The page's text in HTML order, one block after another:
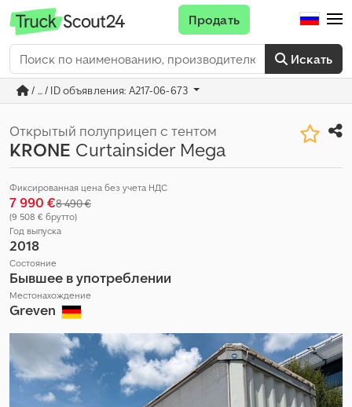
Искать
Продать
/ ... / ID объявления: A217-06-673
Открытый полуприцеп с тентом
KRONE Curtainsider Mega
Фиксированная цена без учета НДС
7 990 €8 490 €
(9 508 € брутто)
Год выпуска
2018
Состояние
Бывшее в употреблении
Местонахождение
Greven